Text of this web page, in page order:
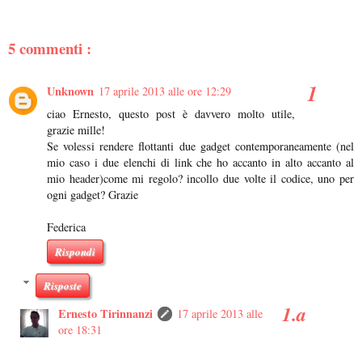
5 commenti :
Unknown 17 aprile 2013 alle ore 12:29
ciao Ernesto, questo post è davvero molto utile,
grazie mille!
Se volessi rendere flottanti due gadget contemporaneamente (nel
mio caso i due elenchi di link che ho accanto in alto accanto al
mio header)come mi regolo? incollo due volte il codice, uno per
ogni gadget? Grazie
Federica
Rispondi
Risposte
Ernesto Tirinnanzi
17 aprile 2013 alle
ore 18:31